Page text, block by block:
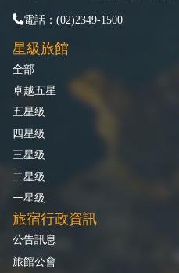
電話：(02)2349-1500
星級旅館
全部
卓越五星
五星級
四星級
三星級
二星級
一星級
旅宿行政資訊
公告訊息
旅館公會